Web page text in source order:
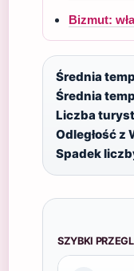
Bizmut:
Średnia
Średnia
Liczba
Odległość z
Spadek
SZYBKI